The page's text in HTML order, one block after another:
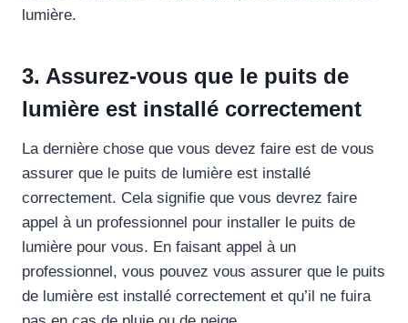
lumière.
3. Assurez-vous que le puits de
lumière est installé correctement
La dernière chose que vous devez faire est de vous
assurer que le puits de lumière est installé
correctement. Cela signifie que vous devrez faire
appel à un professionnel pour installer le puits de
lumière pour vous. En faisant appel à un
professionnel, vous pouvez vous assurer que le puits
de lumière est installé correctement et qu’il ne fuira